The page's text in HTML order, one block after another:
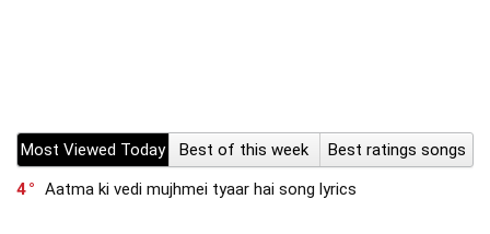
Most Viewed Today Best of this week
Best ratings songs
4
Aatma ki vedi mujhmei tyaar hai song lyrics